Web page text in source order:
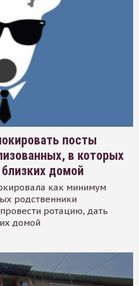
посты
в которых
домой
как минимум
родственники
ротацию, дать
домой